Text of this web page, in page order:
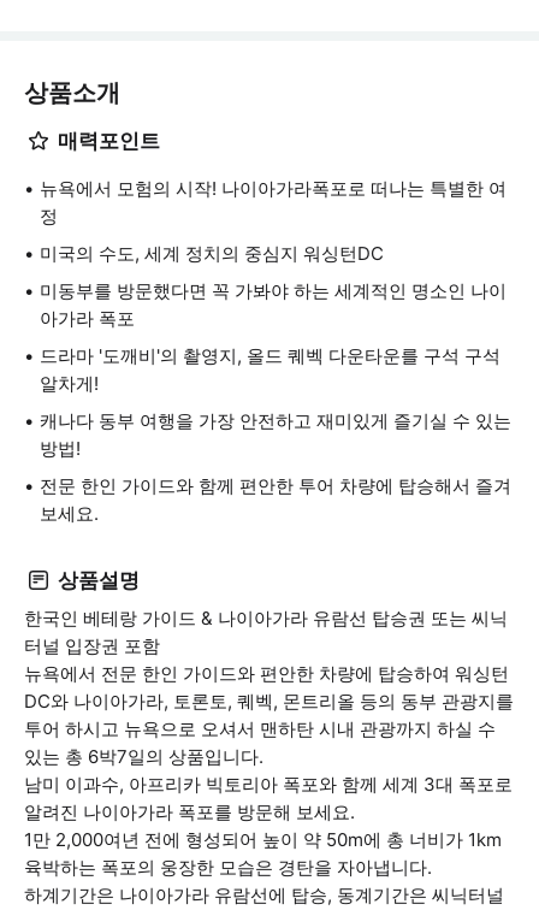
상품소개
매력포인트
뉴욕에서 모험의 시작! 나이아가라폭포로 떠나는 특별한 여
정
미국의 수도, 세계 정치의 중심지 워싱턴DC
미동부를 방문했다면 꼭 가봐야 하는 세계적인 명소인 나이
아가라 폭포
드라마 '도깨비'의 촬영지, 올드 퀘벡 다운타운를 구석 구석
알차게!
캐나다 동부 여행을 가장 안전하고 재미있게 즐기실 수 있는
방법!
전문 한인 가이드와 함께 편안한 투어 차량에 탑승해서 즐겨
보세요.
상품설명
한국인 베테랑 가이드 & 나이아가라 유람선 탑승권 또는 씨닉
터널 입장권 포함
뉴욕에서 전문 한인 가이드와 편안한 차량에 탑승하여 워싱턴
DC와 나이아가라, 토론토, 퀘벡, 몬트리올 등의 동부 관광지를
투어 하시고 뉴욕으로 오셔서 맨하탄 시내 관광까지 하실 수
있는 총 6박7일의 상품입니다.
남미 이과수, 아프리카 빅토리아 폭포와 함께 세계 3대 폭포로
알려진 나이아가라 폭포를 방문해 보세요.
1만 2,000여년 전에 형성되어 높이 약 50m에 총 너비가 1km
육박하는 폭포의 웅장한 모습은 경탄을 자아냅니다.
하계기간은 나이아가라 유람선에 탑승, 동계기간은 씨닉터널